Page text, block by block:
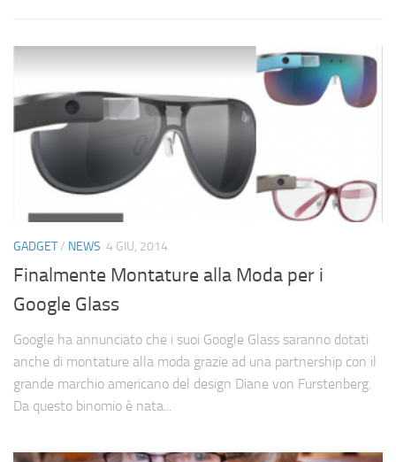
GADGET/ NEWS 4 GIU, 2014
Finalmente Montature alla Moda per i
Google Glass
Google ha annunciato che i suoi Google Glass saranno dotati
anche di montature alla moda grazie ad una partnership con il
grande marchio americano del design Diane von Furstenberg.
Da questo binomio è nata...